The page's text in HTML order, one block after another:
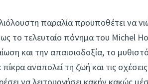
παραλία προϋποθέτει να
το τελευταίο πόνημα του Michel
και την απαισιοδοξία, το
αναπολεί τη ζωή και τις